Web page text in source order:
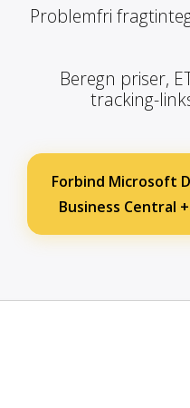
Problemfri
Beregn priser,
tracking-
Forbind Microsoft
Business Central